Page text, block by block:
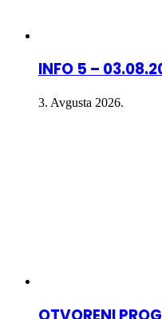
INFO 5 –
3. Avgusta 2026.